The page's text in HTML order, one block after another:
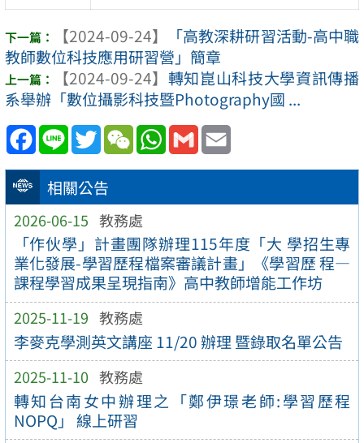
相關公告
2026-06-15 教務處
「作伙學」計畫團隊辦理115年度「大 學招生專
業化發展-學習歷程檔案審議計畫」《學習歷 程—
課程學習成果呈現指南》高中教師增能工作坊
2025-11-19 教務處
李麥克學測英文講座 11/20 辦理 暨錄取名單公告
2025-11-10 教務處
轉知台南女中辦理之「鄭伊璟老師:學習歷程
NOPQ」 線上研習
【2024-09-24】
「高教深耕研習活動-高中職
教師數位科技應用研習營」簡章
【2024-09-24】 轉知崑山科技大學資訊傳播
系舉辦「數位攝影科技暨Photography國 ...
Facebook
Line TwitterWeChatWhatsApp
Gmail